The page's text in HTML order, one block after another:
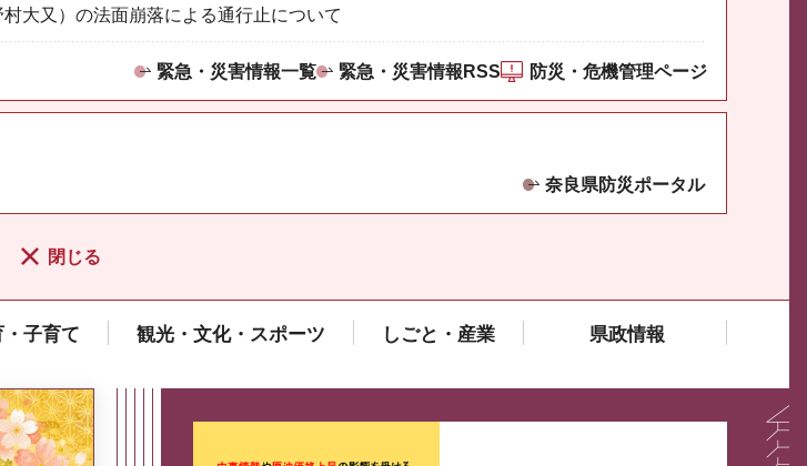
大又）の法面崩落による通行止について
緊急・災害情報一覧 緊急・災害情報RSS 防災・危機管理ページ
奈良県防災ポータル
閉じる
・子育て 観光・文化・スポーツ しごと・産業 県政情報
ここから最大3つずつ情報が表示されるスライダーがあります。